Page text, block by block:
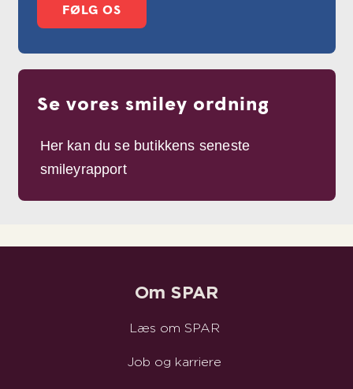
FØLG OS
Se vores smiley ordning
Her kan du se butikkens seneste
smileyrapport
Om SPAR
Læs om SPAR
Job og karriere